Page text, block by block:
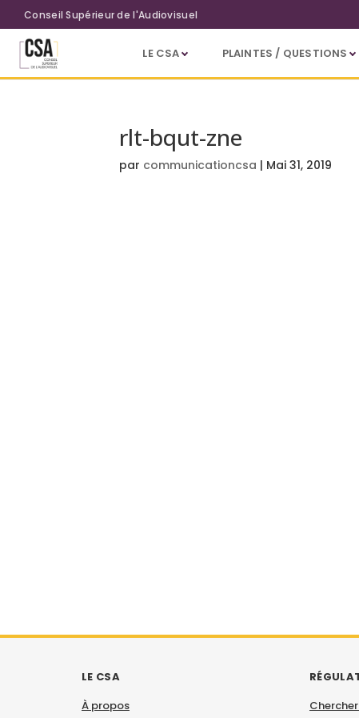
Aller au contenu principal
Conseil Supérieur de l'Audiovisuel
LE CSA PLAINTES / QUESTIONS
rlt-bqut-zne
par communicationcsa | Mai 31, 2019
LE CSA
À propos